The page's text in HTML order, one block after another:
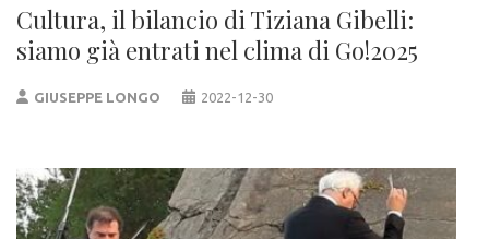
Cultura, il bilancio di Tiziana Gibelli:
siamo già entrati nel clima di Go!2025
GIUSEPPE LONGO 2022-12-30